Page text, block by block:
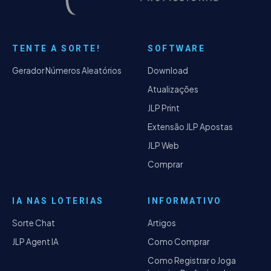
TENTE A SORTE!
Gerador Números Aleatórios
SOFTWARE
Download
Atualizações
JLP Print
Extensão JLP Apostas
JLP Web
Comprar
IA NAS LOTERIAS
Sorte Chat
JLP Agent IA
INFORMATIVO
Artigos
Como Comprar
Como Registrar o Joga